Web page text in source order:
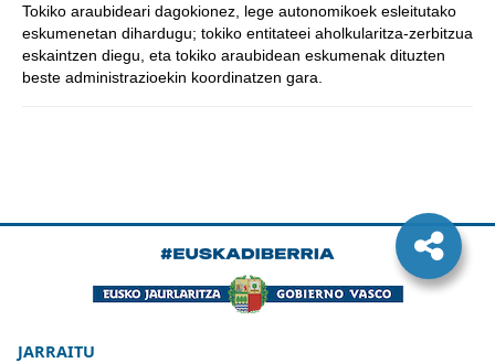
Tokiko araubideari dagokionez, lege autonomikoek esleitutako
eskumenetan dihardugu; tokiko entitateei aholkularitza-zerbitzua
eskaintzen diegu, eta tokiko araubidean eskumenak dituzten
beste administrazioekin koordinatzen gara.
JARRAITU